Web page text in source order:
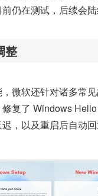
仍在测试，后续会陆
整
微软还针对诸多常
复了 Windows
，以及重启后自动